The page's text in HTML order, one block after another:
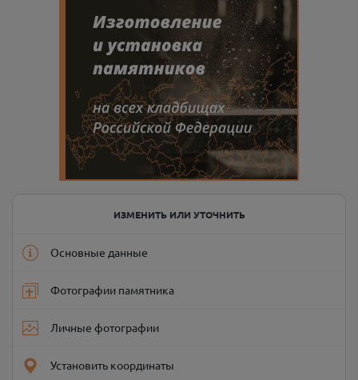
ИЗМЕНИТЬ ИЛИ УТОЧНИТЬ
Основные данные
Фотографии памятника
Личные фотографии
Установить координаты